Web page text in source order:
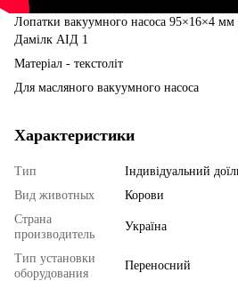
Лопатки вакуумного насоса 95×16×4 мм
Дамілк АІД 1
Матеріал - текстоліт
Для масляного вакуумного насоса
Характеристики
Тип
Індивідуальний
Вид животных
Корови
Страна
производитель
Україна
Тип установки
оборудования
Переносний